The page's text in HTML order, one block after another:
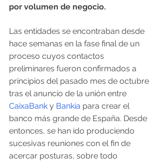
por volumen de negocio.
Las entidades se encontraban desde
hace semanas en la fase final de un
proceso cuyos contactos
preliminares fueron confirmados a
principios del pasado mes de octubre
tras el anuncio de la unión entre
CaixaBank y Bankia para crear el
banco más grande de España. Desde
entonces, se han ido produciendo
sucesivas reuniones con el fin de
acercar posturas, sobre todo